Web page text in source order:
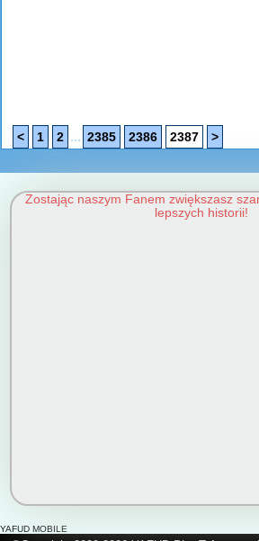
< 1 2 ... 2385 2386 2387 >
Zostając naszym Fanem zwiększasz
lepszych historii!
YAFUD MOBILE